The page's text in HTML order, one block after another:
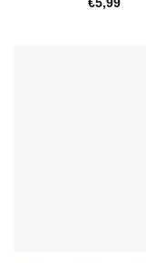
€5,99